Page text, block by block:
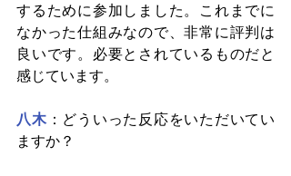
するために参加しました。これまでに
なかった仕組みなので、非常に評判は
良いです。必要とされているものだと
感じています。
八木：どういった反応をいただいてい
ますか？